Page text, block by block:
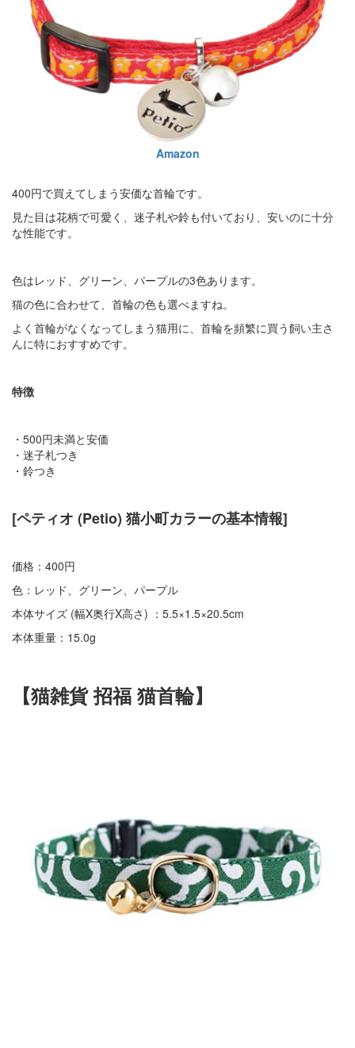
Amazon
400円で買えてしまう安価な首輪です。
見た目は花柄で可愛く、迷子札や鈴も付いており、安いのに十分
な性能です。
色はレッド、グリーン、パープルの3色あります。
猫の色に合わせて、首輪の色も選べますね。
よく首輪がなくなってしまう猫用に、首輪を頻繁に買う飼い主さ
んに特におすすめです。
特徴
・500円未満と安価
・迷子札つき
・鈴つき
[ペティオ (Petio) 猫小町カラーの基本情報]
価格：400円
色：レッド、グリーン、パープル
本体サイズ (幅X奥行X高さ) ：5.5×1.5×20.5cm
本体重量：15.0g
【猫雑貨 招福 猫首輪】